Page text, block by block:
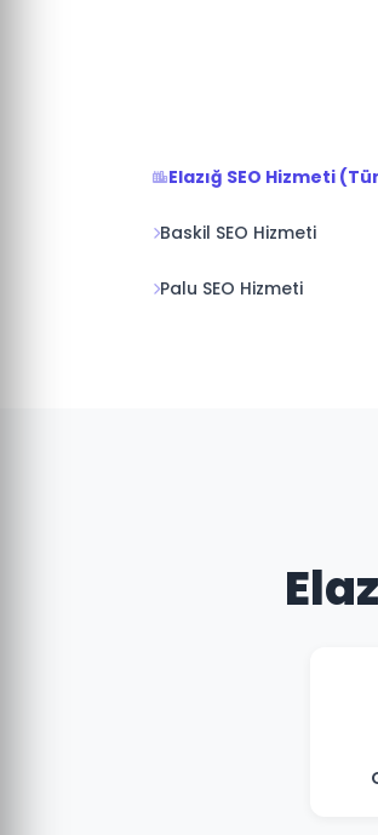
Elazığ SEO Hizmeti
Baskil SEO Hizmeti
Palu SEO Hizmeti